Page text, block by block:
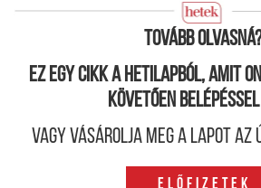
Szükség lenne lobbitörvényre
Tovább
Ez egy cikk a hetilapból, amit
követően
Vagy vásárolja meg a lapot az